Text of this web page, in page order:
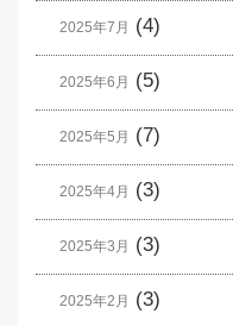
2025年7月 (4)
2025年6月 (5)
2025年5月 (7)
2025年4月 (3)
2025年3月 (3)
2025年2月 (3)